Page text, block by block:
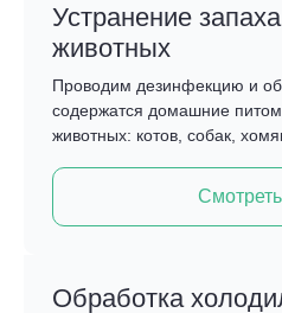
Устранение
животных
Проводим дезинфекцию и
содержатся домашние
животных: котов, собак,
Обработка